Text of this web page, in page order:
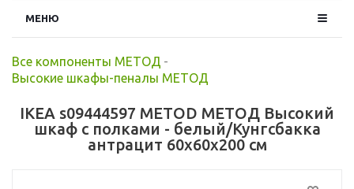
МЕНЮ
Все компоненты МЕТОД -
Высокие шкафы-пеналы МЕТОД
IKEA s09444597 METOD МЕТОД Высокий
шкаф с полками - белый/Кунгсбакка
антрацит 60x60x200 см